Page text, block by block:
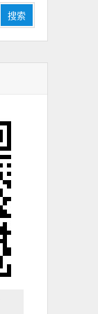
搜索